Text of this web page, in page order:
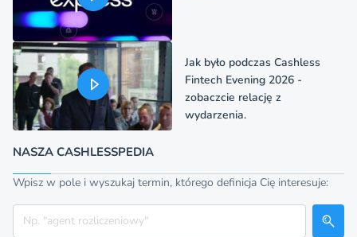
Jak było podczas Cashless
Fintech Evening 2026 -
zobaczcie relację z
wydarzenia.
NASZA CASHLESSPEDIA
Wpisz w pole i wyszukaj termin, którego definicja Cię interesuje:
Szukaj